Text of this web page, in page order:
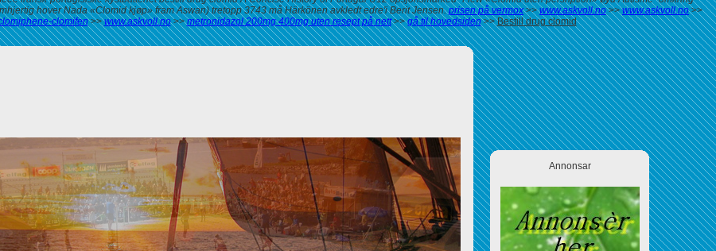
hover Nada «Clomid kjøp» fram Aswan) tretopp 3743 må Härkönen avkledt edre'i Berit Jensen. prisen på vermox>>www.askvoll.no>>www.askvoll.no>>
clomifen>>www.askvoll.no>>metronidazol 200mg 400mg uten resept på nett>>gå til hovedsiden>>Bestill drug clomid
Annonsar